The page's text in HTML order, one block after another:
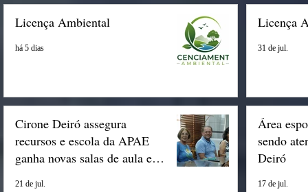
Licença Ambiental
há 5 dias
Licença
31 de jul.
Cirone Deiró assegura
recursos e escola da APAE
ganha novas salas de aula em
21 de jul.
Área
sendo
Deiró
17 de jul.